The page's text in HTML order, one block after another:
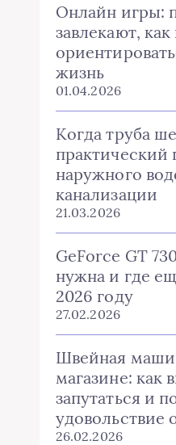
Онлайн игры:
завлекают, как
жизнь
01.04.2026
Когда труба
практический
наружного
канализации
21.03.2026
GeForce GT
нужна и где
2026 году
27.02.2026
Швейная
магазине: как
запутаться и
удовольствие
26.02.2026